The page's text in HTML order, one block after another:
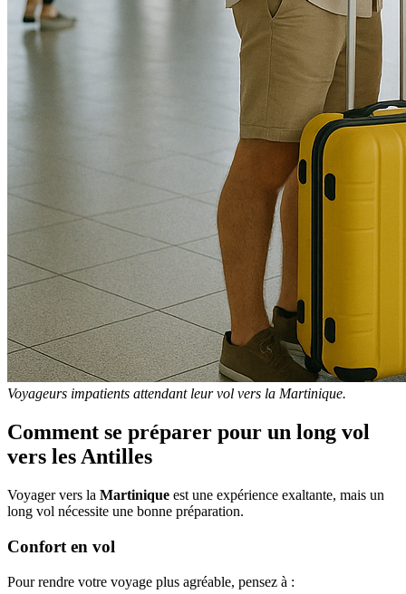
Voyageurs impatients attendant leur vol vers la Martinique.
Comment se préparer pour un long vol
vers les Antilles
Voyager vers la Martinique est une expérience exaltante, mais un
long vol nécessite une bonne préparation.
Confort en vol
Pour rendre votre voyage plus agréable, pensez à :